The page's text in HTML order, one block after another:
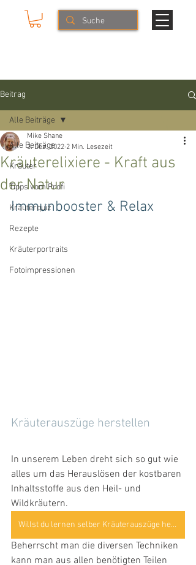
Beitrag
Alle Beiträge
Kräuter
Tipps vom Profi
Kräuterquiz
Rezepte
Kräuterportraits
Fotoimpressionen
Alle Beiträge
Kräuterelixiere - Kraft aus
der Natur
Mike Shane
3. Dez. 2022 2 Min. Lesezeit
Immunbooster & Relax
Kräuterauszüge herstellen
In unserem Leben dreht sich so gut wie
alles um das Herauslösen der kostbaren
Inhaltsstoffe aus den Heil- und
Wildkräutern.
Willst du lernen selber Kräuterauszüge herzustellen?
Beherrscht man die diversen Techniken
kann man aus allen benötigten Teilen